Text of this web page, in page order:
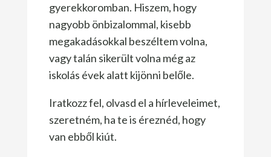
gyerekkoromban. Hiszem, hogy
nagyobb önbizalommal, kisebb
megakadásokkal beszéltem volna,
vagy talán sikerült volna még az
iskolás évek alatt kijönni belőle.
Iratkozz fel, olvasd el a hírleveleimet,
szeretném, ha te is éreznéd, hogy
van ebből kiút.